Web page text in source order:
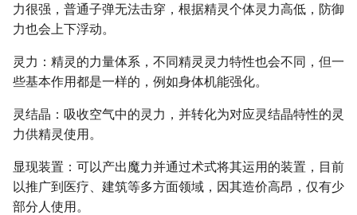
力很强，普通子弹无法击穿，根据精灵个体灵力高低，防御
力也会上下浮动。
灵力：精灵的力量体系，不同精灵灵力特性也会不同，但一
些基本作用都是一样的，例如身体机能强化。
灵结晶：吸收空气中的灵力，并转化为对应灵结晶特性的灵
力供精灵使用。
显现装置：可以产出魔力并通过术式将其运用的装置，目前
以推广到医疗、建筑等多方面领域，因其造价高昂，仅有少
部分人使用。